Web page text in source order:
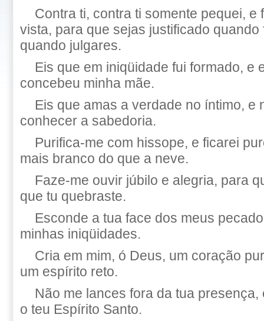
Contra ti, contra ti somente pequei, e
vista, para que sejas justificado quando
quando julgares.
Eis que em iniqüidade fui formado, e
concebeu minha mãe.
Eis que amas a verdade no íntimo, e
conhecer a sabedoria.
Purifica-me com hissope, e ficarei
mais branco do que a neve.
Faze-me ouvir júbilo e alegria, para
que tu quebraste.
Esconde a tua face dos meus
minhas iniqüidades.
Cria em mim, ó Deus, um coração
um espírito reto.
Não me lances fora da tua
o teu Espírito Santo.